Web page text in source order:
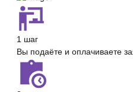
1 шаг
Вы подаёте и оплачиваете